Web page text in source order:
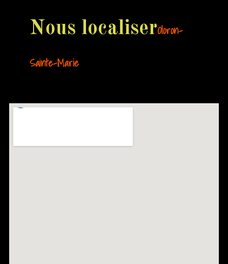
Nous localiserOloron-
Sainte-Marie